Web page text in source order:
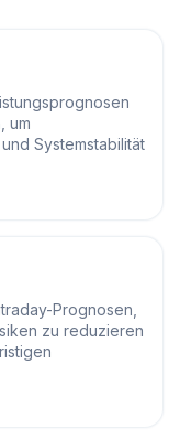
um
Systemstabilität
Prognosen,
zu reduzieren